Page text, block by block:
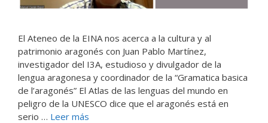
El Ateneo de la EINA nos acerca a la cultura y al
patrimonio aragonés con Juan Pablo Martínez,
investigador del I3A, estudioso y divulgador de la
lengua aragonesa y coordinador de la “Gramatica basica
de l’aragonés” El Atlas de las lenguas del mundo en
peligro de la UNESCO dice que el aragonés está en
serio … Leer más